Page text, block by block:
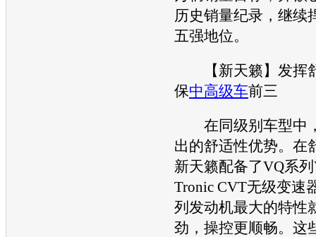
历史销量纪录，继续
五强地位。
【新天籁】发挥
保中高级车前三
在同级别 车型中
出的舒适性优势。在
新天籁配备了VQ系
Tronic CVT无级变速
列 发动机最大的特性
劲，操控更顺畅。这